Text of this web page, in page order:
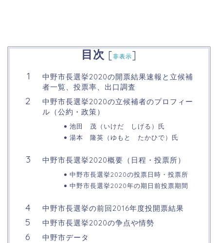
目次 [非表示]
中野市長選挙2020の開票結果速報と立候補
者一覧、投票率、出口調査
中野市長選挙2020の立候補者のプロフィー
ル（公約・政策）
池田 茂（いけだ しげる）氏
湯本 隆英（ゆもと たかひで）氏
中野市長選挙2020概要（日程・投票所）
中野市長選挙2020の投票日時・投票所
中野市長選挙2020年の期日前投票期間
中野市長選挙の前回2016年度投開票結果
中野市長選挙2020の争点や情勢
中野市データ